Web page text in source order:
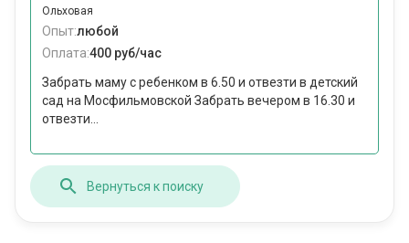
Ольховая
Опыт:любой
Оплата:400 руб/час
Забрать маму с ребенком в 6.50 и отвезти в детский
сад на Мосфильмовской Забрать вечером в 16.30 и
отвезти...
Вернуться к поиску